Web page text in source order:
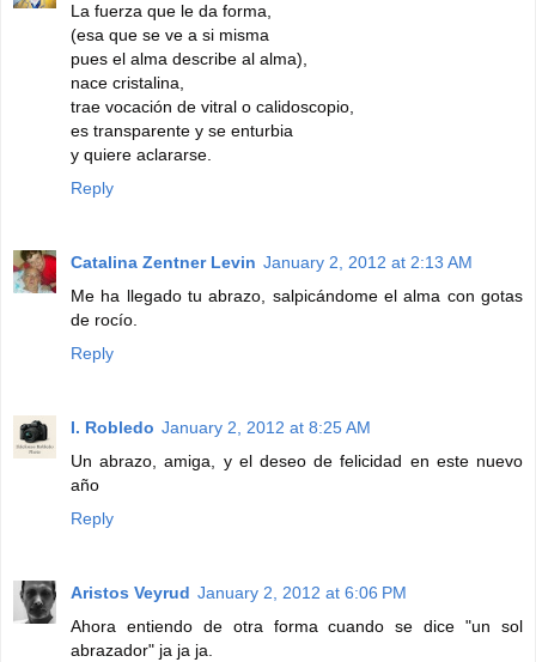
La fuerza que le da forma,
(esa que se ve a si misma
pues el alma describe al alma),
nace cristalina,
trae vocación de vitral o calidoscopio,
es transparente y se enturbia
y quiere aclararse.
Reply
Catalina Zentner Levin January 2, 2012 at 2:13 AM
Me ha llegado tu abrazo, salpicándome el alma con gotas
de rocío.
Reply
I. Robledo January 2, 2012 at 8:25 AM
Un abrazo, amiga, y el deseo de felicidad en este nuevo
año
Reply
Aristos Veyrud January 2, 2012 at 6:06 PM
Ahora entiendo de otra forma cuando se dice "un sol
abrazador" ja ja ja.